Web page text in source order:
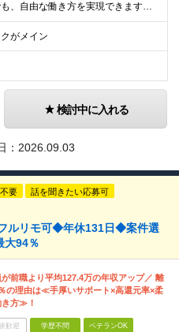
◎全国どこでも、自由な働き方を実現できます！ 全国のプロジェクト先やフルリモート環境での勤務も可能です。 ＼自由度の高い働き方、叶えます／ ・フルリモートで働きたい ・ハイブリットに働きたい ・家庭
がメイン
検討中に入れる
： 2026.09.03
要 話を聞きたい応募可
ルリモ可◆年休131日◆案件選
94％
が前職より平均127.4万の年収アップ／ 離
の理由は≪手厚いサポート×高還元率×柔
き方≫！
歓迎 学歴不問 ベテランOK